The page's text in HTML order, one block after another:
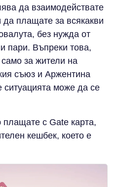
да взаимодействате
да плащате за всякакви
без нужда от
пари. Въпреки това,
за жители на
съюз и Аржентина
може да се
плащате с Gate карта,
кешбек, което е